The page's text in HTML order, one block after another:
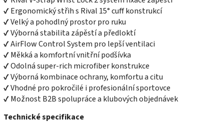
✔ Ergonomický střih s Rival 15° cuff konstrukcí
✔ Velký a pohodlný prostor pro ruku
✔ Výborná stabilita zápěstí a předloktí
✔ AirFlow Control System pro lepší ventilaci
✔ Měkká a komfortní vnitřní podšívka
✔ Odolná super-rich microfiber konstrukce
✔ Výborná kombinace ochrany, komfortu a citu
✔ Vhodné pro pokročilé i profesionální sportovce
✔ Možnost B2B spolupráce a klubových objednávek
Technické specifikace